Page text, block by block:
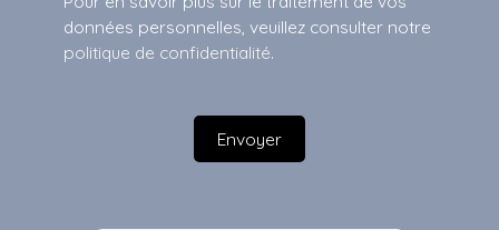
données personnelles, veuillez consulter notre
politique de confidentialité.
Envoyer